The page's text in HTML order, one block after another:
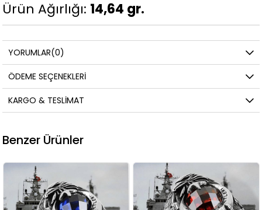
Ürün Ağırlığı: 14,64 gr.
YORUMLAR(0)
ÖDEME SEÇENEKLERI
KARGO & TESLIMAT
Benzer Ürünler